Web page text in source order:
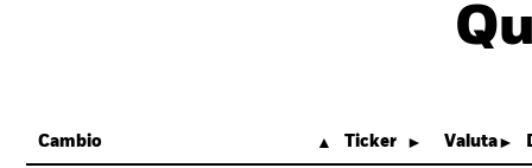
Cambio Ticker Valuta